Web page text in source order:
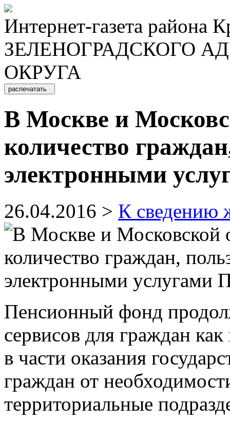
Интернет-газета района
ЗЕЛЕНОГРАДСКОГО
ОКРУГА
распечатать
В Москве и
количество
электронными
26.04.2016 > К сведению
Пенсионный фонд
сервисов для граждан
в части оказания
граждан от
территориальные